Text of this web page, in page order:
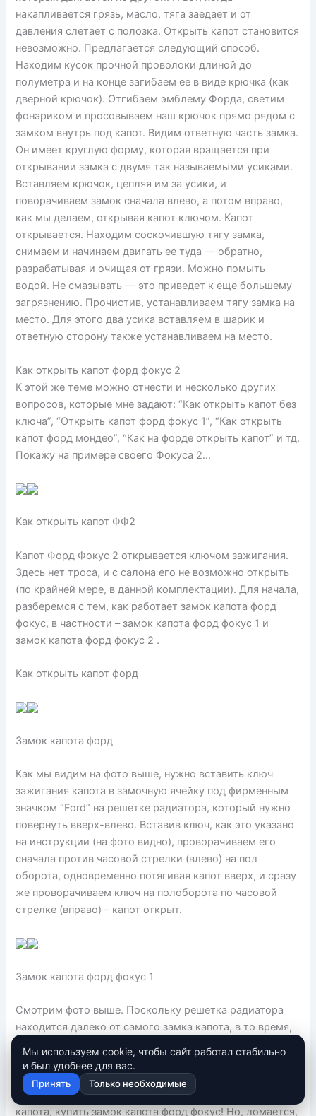
накапливается грязь, масло, тяга заедает и от
давления слетает с полозка. Открыть капот становится
невозможно. Предлагается следующий способ.
Находим кусок прочной проволоки длиной до
полуметра и на конце загибаем ее в виде крючка (как
дверной крючок). Отгибаем эмблему Форда, светим
фонариком и просовываем наш крючок прямо рядом с
замком внутрь под капот. Видим ответную часть замка.
Он имеет круглую форму, которая вращается при
открывании замка с двумя так называемыми усиками.
Вставляем крючок, цепляя им за усики, и
поворачиваем замок сначала влево, а потом вправо,
как мы делаем, открывая капот ключом. Капот
открывается. Находим соскочившую тягу замка,
снимаем и начинаем двигать ее туда — обратно,
разрабатывая и очищая от грязи. Можно помыть
водой. Не смазывать — это приведет к еще большему
загрязнению. Прочистив, устанавливаем тягу замка на
место. Для этого два усика вставляем в шарик и
ответную сторону также устанавливаем на место.
Как открыть капот форд фокус 2
К этой же теме можно отнести и несколько других
вопросов, которые мне задают: “Как открыть капот без
ключа”, “Открыть капот форд фокус 1”, “Как открыть
капот форд мондео”, “Как на форде открыть капот” и тд.
Покажу на примере своего Фокуса 2…
Как открыть капот ФФ2
Капот Форд Фокус 2 открывается ключом зажигания.
Здесь нет троса, и с салона его не возможно открыть
(по крайней мере, в данной комплектации). Для начала,
разберемся с тем, как работает замок капота форд
фокус, в частности – замок капота форд фокус 1 и
замок капота форд фокус 2 .
Как открыть капот форд
Замок капота форд
Как мы видим на фото выше, нужно вставить ключ
зажигания капота в замочную ячейку под фирменным
значком “Ford” на решетке радиатора, который нужно
повернуть вверх-влево. Вставив ключ, как это указано
на инструкции (на фото видно), проворачиваем его
сначала против часовой стрелки (влево) на пол
оборота, одновременно потягивая капот вверх, и сразу
же проворачиваем ключ на полоборота по часовой
стрелке (вправо) – капот открыт.
Замок капота форд фокус 1
Смотрим фото выше. Поскольку решетка радиатора
находится далеко от самого замка капота, в то время,
стрелка) тягу, которая, собственно и открывает замок.
Как правило ломается личинка замка капота. Люди, как
правило тут же бегут с криком – сломался замок
капота, купить замок капота форд фокус! Но, ломается,
Мы используем cookie, чтобы сайт работал стабильно
и был удобнее для вас.
Принять Только необходимые